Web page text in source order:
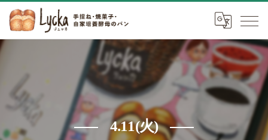
4.11(火)